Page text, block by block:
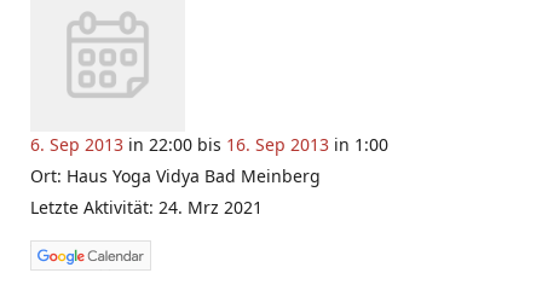
6. Sep 2013 in 22:00 bis 16. Sep 2013 in 1:00
Ort: Haus Yoga Vidya Bad Meinberg
Letzte Aktivität: 24. Mrz 2021